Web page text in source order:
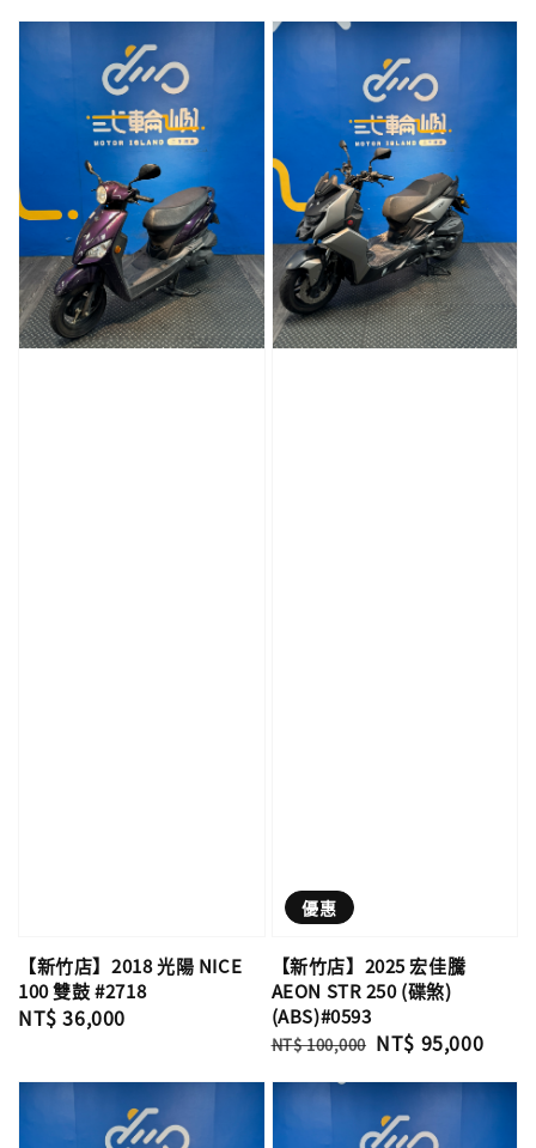
【新竹店】2018 光陽 NICE
100 雙鼓 #2718
Regular
NT$ 36,000
優惠
【新竹店】2025 宏佳騰
AEON STR 250 (碟煞)
(ABS)#0593
Regular
NT$ 100,000 Sale
NT$ 95,000